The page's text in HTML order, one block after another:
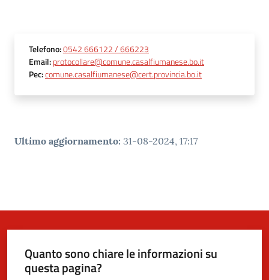
Telefono:0542 666122 / 666223
Email:protocollare@comune.casalfiumanese.bo.it
Pec:comune.casalfiumanese@cert.provincia.bo.it
Ultimo aggiornamento: 31-08-2024, 17:17
Quanto sono chiare le informazioni su
questa pagina?